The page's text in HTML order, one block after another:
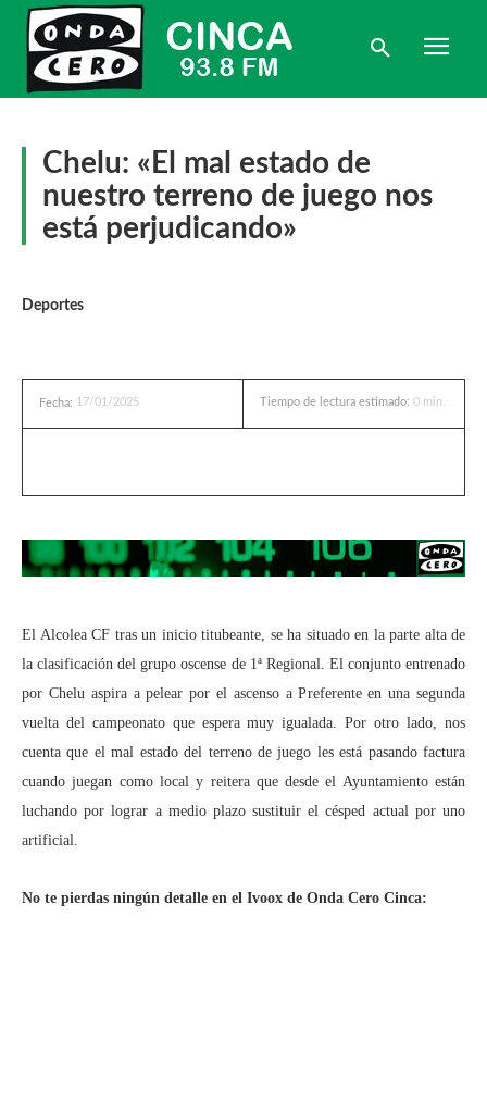
Chelu: «El mal estado de
nuestro terreno de juego nos
está perjudicando»
Deportes
Fecha: 17/01/2025 Tiempo de lectura estimado: 0 min.
El Alcolea CF tras un inicio titubeante, se ha situado en la parte alta de
la clasificación del grupo oscense de 1ª Regional. El conjunto entrenado
por Chelu aspira a pelear por el ascenso a Preferente en una segunda
vuelta del campeonato que espera muy igualada. Por otro lado, nos
cuenta que el mal estado del terreno de juego les está pasando factura
cuando juegan como local y reitera que desde el Ayuntamiento están
luchando por lograr a medio plazo sustituir el césped actual por uno
artificial.
No te pierdas ningún detalle en el Ivoox de Onda Cero Cinca: